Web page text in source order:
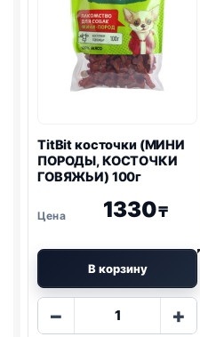
TitBit косточки (МИНИ
ПОРОДЫ, КОСТОЧКИ
ГОВЯЖЬИ) 100г
1330₸
В корзину
−
Количество
+